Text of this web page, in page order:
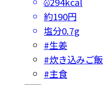
約190円
塩分0.7g
#生姜
#炊き込みご飯
#主食